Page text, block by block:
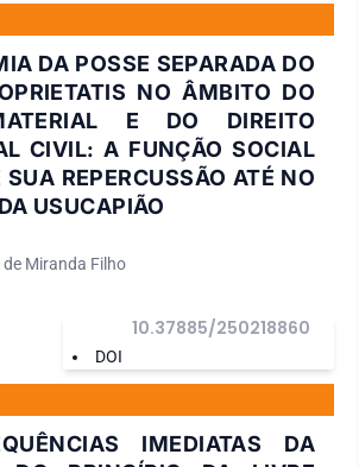
DA POSSE SEPARADA DO
NO ÂMBITO DO
E DO DIREITO
CIVIL: A FUNÇÃO SOCIAL
SUA REPERCUSSÃO ATÉ NO
USUCAPIÃO
Miranda Filho
DOI
10.37885/250218860
IMEDIATAS DA